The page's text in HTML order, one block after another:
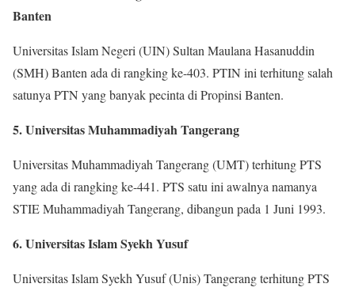
Banten
Universitas Islam Negeri (UIN) Sultan Maulana Hasanuddin
(SMH) Banten ada di rangking ke-403. PTIN ini terhitung salah
satunya PTN yang banyak pecinta di Propinsi Banten.
5. Universitas Muhammadiyah Tangerang
Universitas Muhammadiyah Tangerang (UMT) terhitung PTS
yang ada di rangking ke-441. PTS satu ini awalnya namanya
STIE Muhammadiyah Tangerang, dibangun pada 1 Juni 1993.
6. Universitas Islam Syekh Yusuf
Universitas Islam Syekh Yusuf (Unis) Tangerang terhitung PTS